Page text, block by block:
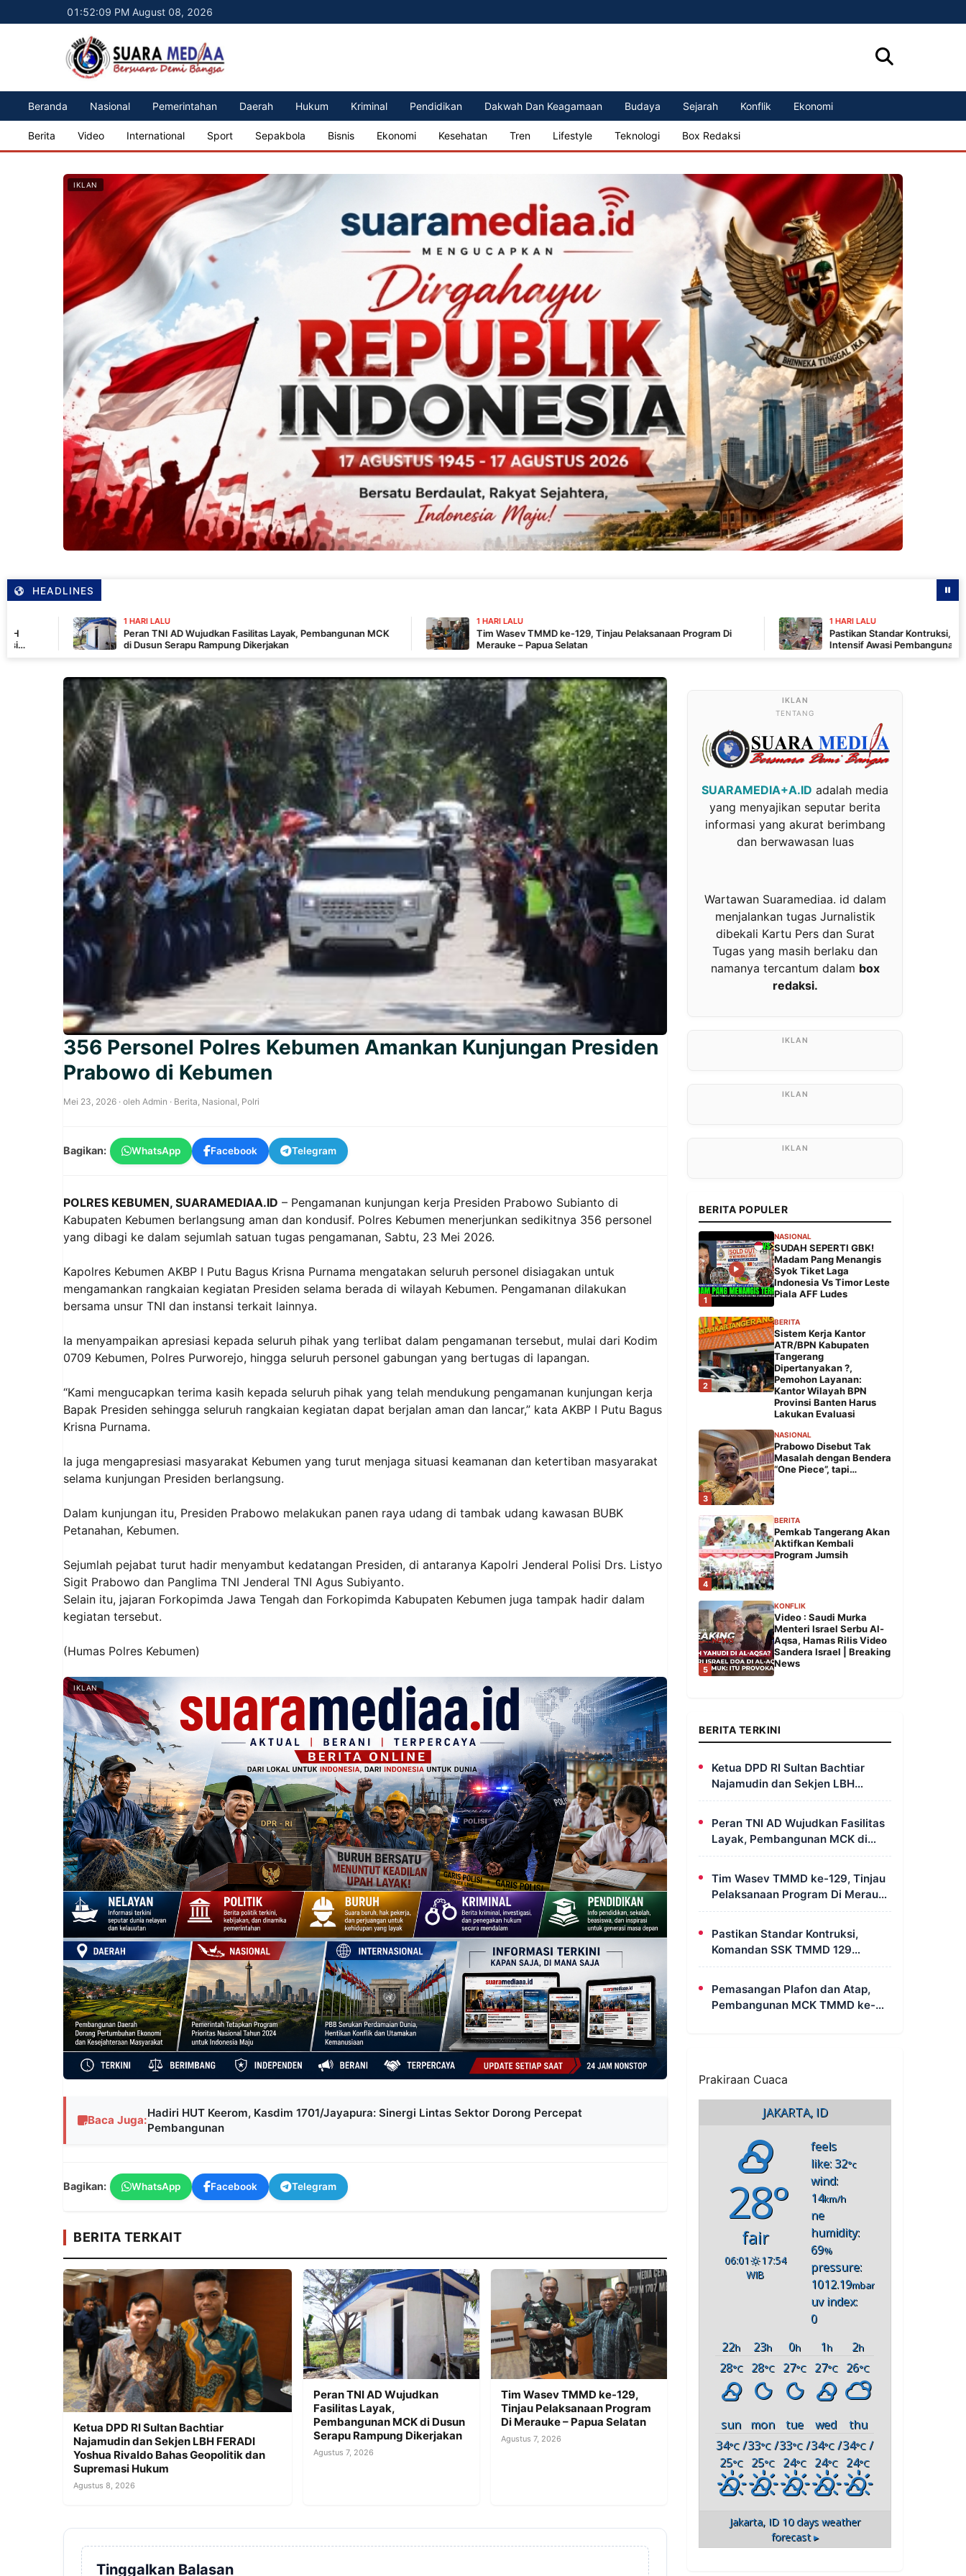
01:52:11 PM August 08, 2026
Beranda Nasional Pemerintahan Daerah Hukum Kriminal Pendidikan Dakwah Dan Keagamaan Budaya Sejarah Konflik Ekonomi
Berita Video International Sport Sepakbola Bisnis Ekonomi Kesehatan Tren Lifestyle Teknologi Box Redaksi
IKLAN
HEADLINES
1 HARI LALU
Peran TNI AD Wujudkan Fasilitas Layak, Pembangunan MCK
di Dusun Serapu Rampung Dikerjakan
1 HARI LALU
Tim Wasev TMMD ke-129, Tinjau Pelaksanaan Program Di
Merauke – Papua Selatan
1 HARI LALU
Pastikan Standar Kontruksi, Komandan SSK TMMD
Intensif Awasi Pembangunan MCK di Wanam
356 Personel Polres Kebumen Amankan Kunjungan Presiden
Prabowo di Kebumen
Mei 23, 2026 · oleh Admin · Berita Nasional Polri
Bagikan: WhatsApp Facebook Telegram
POLRES KEBUMEN, SUARAMEDIAA.ID – Pengamanan kunjungan kerja Presiden Prabowo Subianto di
Kabupaten Kebumen berlangsung aman dan kondusif. Polres Kebumen menerjunkan sedikitnya 356 personel
yang dibagi ke dalam sejumlah satuan tugas pengamanan, Sabtu, 23 Mei 2026.
Kapolres Kebumen AKBP I Putu Bagus Krisna Purnama mengatakan seluruh personel disiagakan untuk
mengamankan rangkaian kegiatan Presiden selama berada di wilayah Kebumen. Pengamanan dilakukan
bersama unsur TNI dan instansi terkait lainnya.
Ia menyampaikan apresiasi kepada seluruh pihak yang terlibat dalam pengamanan tersebut, mulai dari Kodim
0709 Kebumen, Polres Purworejo, hingga seluruh personel gabungan yang bertugas di lapangan.
“Kami mengucapkan terima kasih kepada seluruh pihak yang telah mendukung pengamanan kunjungan kerja
Bapak Presiden sehingga seluruh rangkaian kegiatan dapat berjalan aman dan lancar,” kata AKBP I Putu Bagus
Krisna Purnama.
Ia juga mengapresiasi masyarakat Kebumen yang turut menjaga situasi keamanan dan ketertiban masyarakat
selama kunjungan Presiden berlangsung.
Dalam kunjungan itu, Presiden Prabowo melakukan panen raya udang di tambak udang kawasan BUBK
Petanahan, Kebumen.
Sejumlah pejabat turut hadir menyambut kedatangan Presiden, di antaranya Kapolri Jenderal Polisi Drs. Listyo
Sigit Prabowo dan Panglima TNI Jenderal TNI Agus Subiyanto.
Selain itu, jajaran Forkopimda Jawa Tengah dan Forkopimda Kabupaten Kebumen juga tampak hadir dalam
kegiatan tersebut.
(Humas Polres Kebumen)
IKLAN
Baca Juga:
Hadiri HUT Keerom, Kasdim 1701/Jayapura: Sinergi Lintas Sektor Dorong Percepat
Pembangunan
Bagikan: WhatsApp Facebook Telegram
BERITA TERKAIT
Ketua DPD RI Sultan Bachtiar
Najamudin dan Sekjen LBH FERADI
Yoshua Rivaldo Bahas Geopolitik dan
Supremasi Hukum
Agustus 8, 2026
Peran TNI AD Wujudkan
Fasilitas Layak,
Pembangunan MCK di Dusun
Serapu Rampung Dikerjakan
Agustus 7, 2026
Tim Wasev TMMD ke-129,
Tinjau Pelaksanaan Program
Di Merauke – Papua Selatan
Agustus 7, 2026
Tinggalkan Balasan
TENTANG
SUARAMEDIA+A.ID adalah media
yang menyajikan seputar berita
informasi yang akurat berimbang
dan berwawasan luas
Wartawan Suaramediaa. id dalam
menjalankan tugas Jurnalistik
dibekali Kartu Pers dan Surat
Tugas yang masih berlaku dan
namanya tercantum dalam box
redaksi.
BERITA POPULER
1
NASIONAL
SUDAH SEPERTI GBK!
Madam Pang Menangis
Syok Tiket Laga
Indonesia Vs Timor Leste
Piala AFF Ludes
2
BERITA
Sistem Kerja Kantor
ATR/BPN Kabupaten
Tangerang
Dipertanyakan ?,
Pemohon Layanan:
Kantor Wilayah BPN
Provinsi Banten Harus
Lakukan Evaluasi
3
NASIONAL
Prabowo Disebut Tak
Masalah dengan Bendera
“One Piece”, tapi…
4
BERITA
Pemkab Tangerang Akan
Aktifkan Kembali
Program Jumsih
5
KONFLIK
Video : Saudi Murka
Menteri Israel Serbu Al-
Aqsa, Hamas Rilis Video
Sandera Israel | Breaking
News
BERITA TERKINI
Ketua DPD RI Sultan Bachtiar
Najamudin dan Sekjen LBH
FERADI Yoshua Rivaldo Bahas
Geopolitik dan Supremasi Hukum
Peran TNI AD Wujudkan Fasilitas
Layak, Pembangunan MCK di
Dusun Serapu Rampung
Dikerjakan
Tim Wasev TMMD ke-129, Tinjau
Pelaksanaan Program Di Merauke
– Papua Selatan
Pastikan Standar Kontruksi,
Komandan SSK TMMD 129
Intensif Awasi Pembangunan
Pemasangan Plafon dan Atap,
Pembangunan MCK TMMD ke-
Prakiraan Cuaca
JAKARTA, ID
28°
fair
06:01
17:54
WIB
feels
like: 32°c
wind:
14km/h
ne
humidity:
69%
pressure:
1012.19mbar
uv index:
0
22h 23h 0h 1h 2h
28°C 28°C 27°C 27°C 26°C
sun mon tue wed
thu
34°C/
25°C
33°C/
25°C
33°C/
24°C
34°C/
24°C
34°C /
24°C
Jakarta, ID 10 days weather
forecast ▸